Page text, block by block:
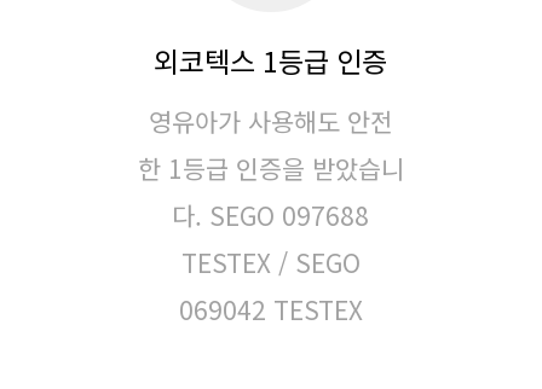
외코텍스 1등급 인증
영유아가 사용해도 안전
한 1등급 인증을 받았습니
다. SEGO 097688
TESTEX / SEGO
069042 TESTEX